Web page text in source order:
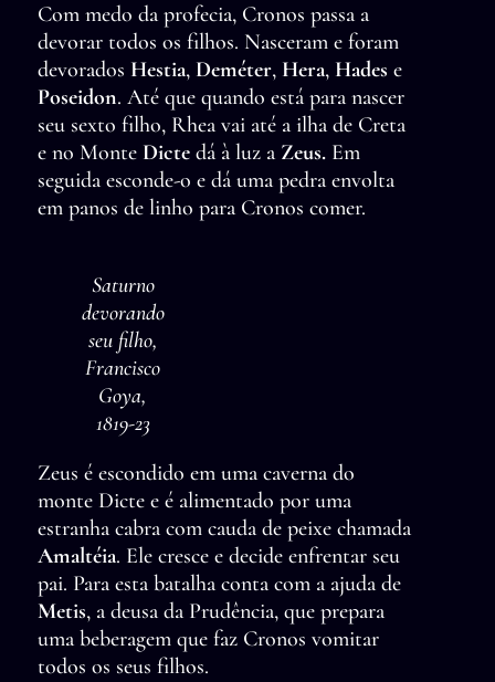
Com medo da profecia, Cronos passa a
devorar todos os filhos. Nasceram e foram
devorados Hestia, Deméter, Hera, Hades e
Poseidon. Até que quando está para nascer
seu sexto filho, Rhea vai até a ilha de Creta
e no Monte Dictedá à luz a Zeus. Em
seguida esconde-o e dá uma pedra envolta
em panos de linho para Cronos comer.
Saturno
devorando
seu filho,
Francisco
Goya,
1819-23
Zeus é escondido em uma caverna do
monte Dicte e é alimentado por uma
estranha cabra com cauda de peixe chamada
Amaltéia. Ele cresce e decide enfrentar seu
pai. Para esta batalha conta com a ajuda de
Metis, a deusa da Prudência, que prepara
uma beberagem que faz Cronos vomitar
todos os seus filhos.